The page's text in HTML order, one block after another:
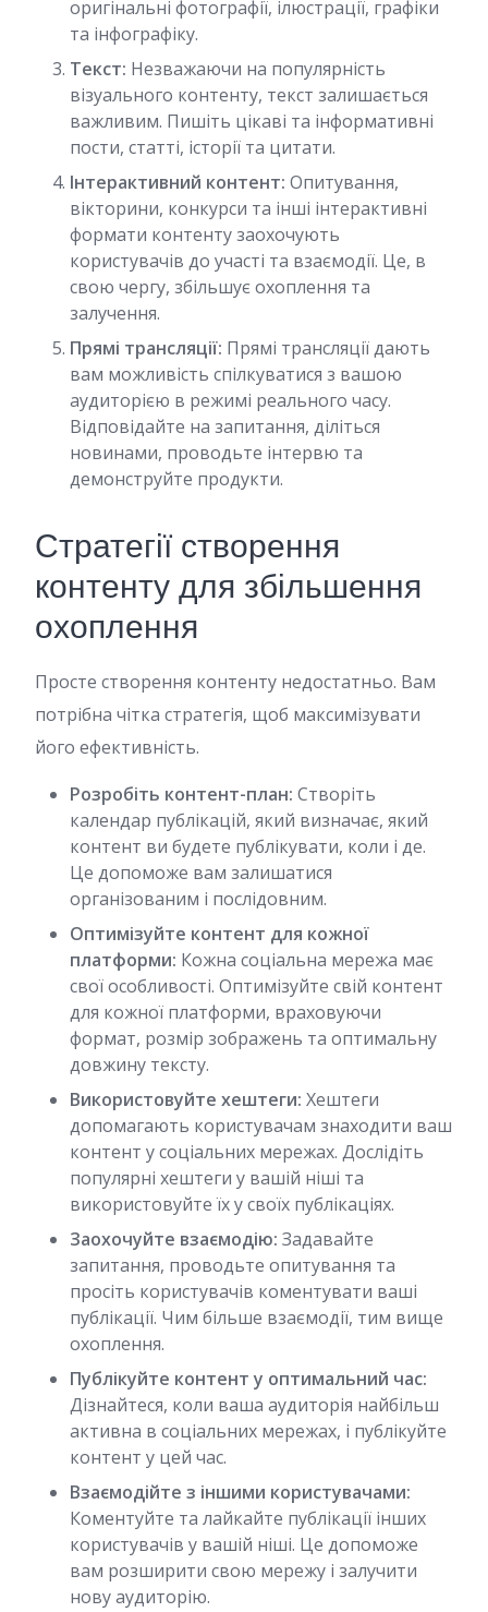
оригінальні фотографії, ілюстрації, графіки
та інфографіку.
Текст: Незважаючи на популярність
візуального контенту, текст залишається
важливим. Пишіть цікаві та інформативні
пости, статті, історії та цитати.
Інтерактивний контент: Опитування,
вікторини, конкурси та інші інтерактивні
формати контенту заохочують
користувачів до участі та взаємодії. Це, в
свою чергу, збільшує охоплення та
залучення.
Прямі трансляції: Прямі трансляції дають
вам можливість спілкуватися з вашою
аудиторією в режимі реального часу.
Відповідайте на запитання, діліться
новинами, проводьте інтервю та
демонструйте продукти.
Стратегії створення
контенту для збільшення
охоплення
Просте створення контенту недостатньо. Вам
потрібна чітка стратегія, щоб максимізувати
його ефективність.
Розробіть контент-план: Створіть
календар публікацій, який визначає, який
контент ви будете публікувати, коли і де.
Це допоможе вам залишатися
організованим і послідовним.
Оптимізуйте контент для кожної
платформи: Кожна соціальна мережа має
свої особливості. Оптимізуйте свій контент
для кожної платформи, враховуючи
формат, розмір зображень та оптимальну
довжину тексту.
Використовуйте хештеги: Хештеги
допомагають користувачам знаходити ваш
контент у соціальних мережах. Дослідіть
популярні хештеги у вашій ніші та
використовуйте їх у своїх публікаціях.
Заохочуйте взаємодію: Задавайте
запитання, проводьте опитування та
просіть користувачів коментувати ваші
публікації. Чим більше взаємодії, тим вище
охоплення.
Публікуйте контент у оптимальний час:
Дізнайтеся, коли ваша аудиторія найбільш
активна в соціальних мережах, і публікуйте
контент у цей час.
Взаємодійте з іншими користувачами:
Коментуйте та лайкайте публікації інших
користувачів у вашій ніші. Це допоможе
вам розширити свою мережу і залучити
нову аудиторію.